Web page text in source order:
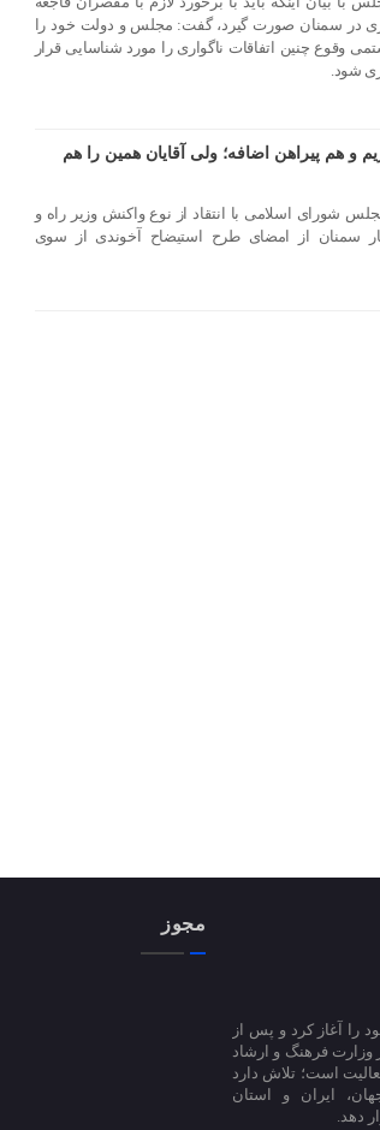
در سمنان صورت گیرد، گفت: مجلس و دولت خود را
وقوع چنین اتفاقات ناگواری را مورد شناسایی قرار
شود.
و هم پیراهن اضافه؛ ولی آقایان همین را هم
شورای اسلامی با انتقاد از نوع واکنش وزیر راه و
سمنان از امضای طرح استیضاح آخوندی از سوی
فعالیت آزمایشی خود را آغاز کرد و پس از
رسمی از وزارت فرهنگ و ارشاد
مجوز 77544 مشغول به فعالیت است؛ تلاش دارد
ایران و استان
دهد.
مجوز